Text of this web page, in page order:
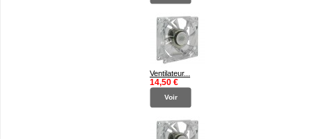
Ventilateur...
14,50 €
Voir